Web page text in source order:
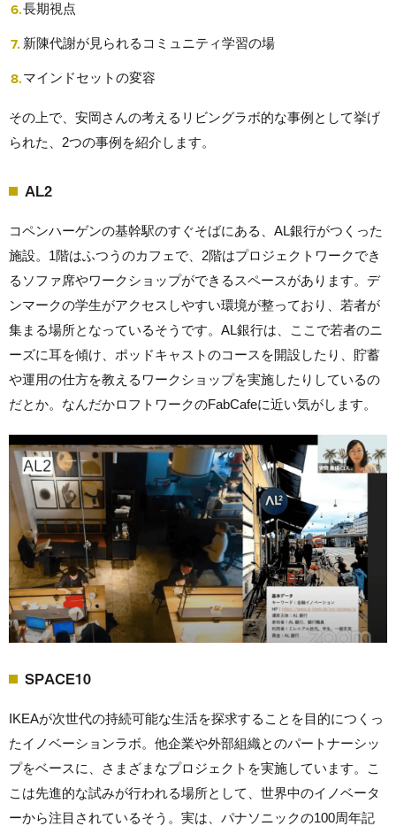
長期視点
新陳代謝が見られるコミュニティ学習の場
マインドセットの変容
その上で、安岡さんの考えるリビングラボ的な事例として挙げ
られた、2つの事例を紹介します。
AL2
コペンハーゲンの基幹駅のすぐそばにある、AL銀行がつくった
施設。1階はふつうのカフェで、2階はプロジェクトワークでき
るソファ席やワークショップができるスペースがあります。デ
ンマークの学生がアクセスしやすい環境が整っており、若者が
集まる場所となっているそうです。AL銀行は、ここで若者のニ
ーズに耳を傾け、ポッドキャストのコースを開設したり、貯蓄
や運用の仕方を教えるワークショップを実施したりしているの
だとか。なんだかロフトワークのFabCafeに近い気がします。
SPACE10
IKEAが次世代の持続可能な生活を探求することを目的につくっ
たイノベーションラボ。他企業や外部組織とのパートナーシッ
プをベースに、さまざまなプロジェクトを実施しています。こ
こは先進的な試みが行われる場所として、世界中のイノベータ
ーから注目されているそう。実は、パナソニックの100周年記